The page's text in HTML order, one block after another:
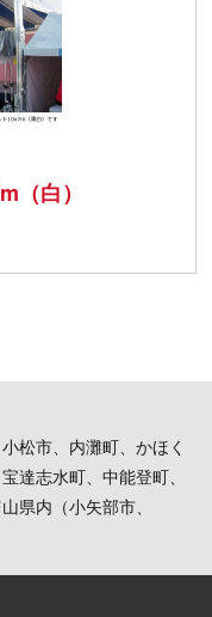
（白）
松市、内灘町、かほく
達志水町、中能登町、
県内（小矢部市、